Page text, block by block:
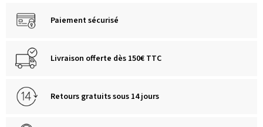
Paiement sécurisé
Livraison offerte dès 150€ TTC
Retours gratuits sous 14 jours